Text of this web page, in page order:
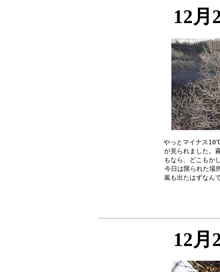
12月
やっとマイナス
が見られました。
もなら、どこもか
今日は限られた場
12月